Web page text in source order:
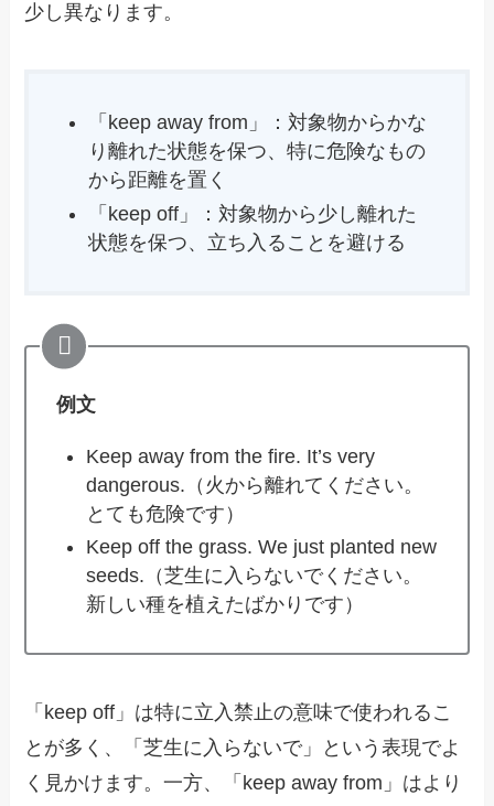
少し異なります。
「keep away from」：対象物からかな
り離れた状態を保つ、特に危険なもの
から距離を置く
「keep off」：対象物から少し離れた
状態を保つ、立ち入ることを避ける
例文
Keep away from the fire. It’s very
dangerous.（火から離れてください。
とても危険です）
Keep off the grass. We just planted new
seeds.（芝生に入らないでください。
新しい種を植えたばかりです）
「keep off」は特に立入禁止の意味で使われるこ
とが多く、「芝生に入らないで」という表現でよ
く見かけます。一方、「keep away from」はより